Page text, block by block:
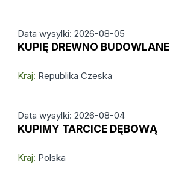
Data wysylki: 2026-08-05
KUPIĘ DREWNO BUDOWLANE
Kraj: Republika Czeska
Data wysylki: 2026-08-04
KUPIMY TARCICE DĘBOWĄ
Kraj: Polska